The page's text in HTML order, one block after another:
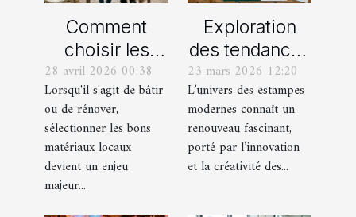
Comment
choisir les
meilleurs
matériaux
locaux pour
votre maison ?
28 avril 2026 00:38
Lorsqu'il s'agit de bâtir
ou de rénover,
sélectionner les bons
matériaux locaux
devient un enjeu
majeur...
Exploration
des tendances
actuelles en
estampes
modernes
23 mars 2026 12:20
L’univers des estampes
modernes connaît un
renouveau fascinant,
porté par l’innovation
et la créativité des...